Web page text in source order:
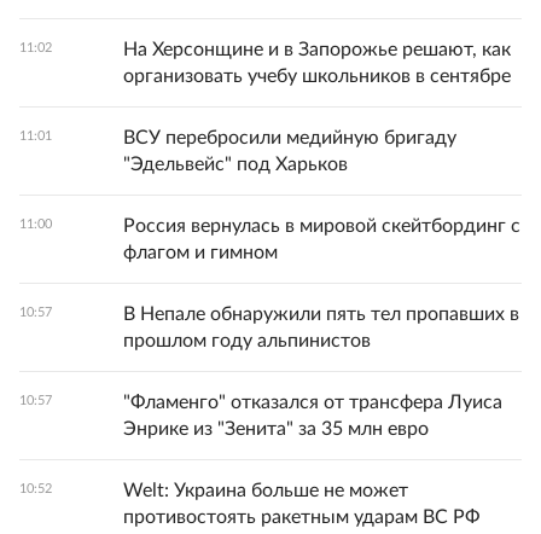
11:02
На Херсонщине и в Запорожье решают, как
организовать учебу школьников в сентябре
11:01
ВСУ перебросили медийную бригаду
"Эдельвейс" под Харьков
11:00
Россия вернулась в мировой скейтбординг с
флагом и гимном
10:57
В Непале обнаружили пять тел пропавших в
прошлом году альпинистов
10:57
"Фламенго" отказался от трансфера Луиса
Энрике из "Зенита" за 35 млн евро
10:52
Welt: Украина больше не может
противостоять ракетным ударам ВС РФ